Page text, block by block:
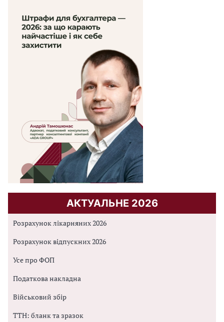
АКТУАЛЬНЕ 2026
Розрахунок лікарняних 2026
Розрахунок відпускних 2026
Усе про ФОП
Податкова накладна
Військовий збір
ТТН: бланк та зразок